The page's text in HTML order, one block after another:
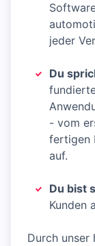
jeder
Du
- vom
fertigen
auf.
Du bist
Kunden
Durch unser